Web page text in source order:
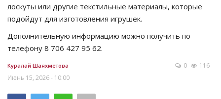
лоскуты или другие текстильные материалы, которые
подойдут для изготовления игрушек.
Дополнительную информацию можно получить по
телефону 8 706 427 95 62.
Куралай Шаяхметова
Июнь 15, 2026 - 10:00
0 116